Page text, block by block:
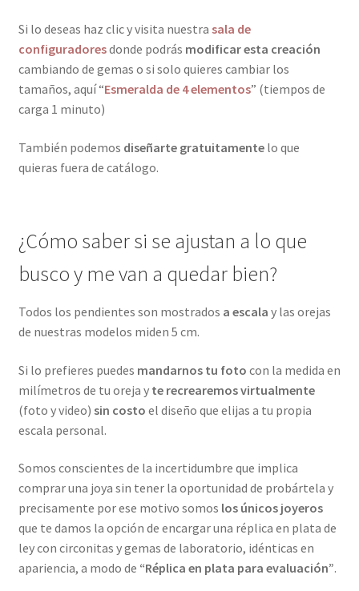
Si lo deseas haz clic y visita nuestra sala de
configuradoresdonde podrás modificar esta creación
cambiando de gemas o si solo quieres cambiar los
tamaños, aquí “Esmeralda de 4 elementos” (tiempos de
carga 1 minuto)
También podemos diseñarte gratuitamentelo que
quieras fuera de catálogo.
¿Cómo saber si se ajustan a lo que
busco y me van a quedar bien?
Todos los pendientes son mostrados a escala y las orejas
de nuestras modelos miden 5 cm.
Si lo prefieres puedes mandarnos tu foto con la medida en
milímetros de tu oreja y te recrearemos virtualmente
(foto y video) sin costo el diseño que elijas a tu propia
escala personal.
Somos conscientes de la incertidumbre que implica
comprar una joya sin tener la oportunidad de probártela y
precisamente por ese motivo somos los únicos joyeros
que te damos la opción de encargar una réplica en plata de
ley con circonitas y gemas de laboratorio, idénticas en
apariencia, a modo de “Réplica en plata para evaluación”.